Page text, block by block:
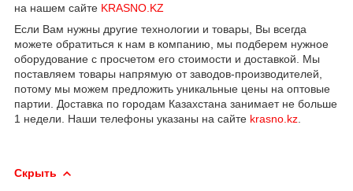
на нашем сайте KRASNO.KZ
Если Вам нужны другие технологии и товары, Вы всегда
можете обратиться к нам в компанию, мы подберем нужное
оборудование с просчетом его стоимости и доставкой. Мы
поставляем товары напрямую от заводов-производителей,
потому мы можем предложить уникальные цены на оптовые
партии. Доставка по городам Казахстана занимает не больше
1 недели. Наши телефоны указаны на сайте krasno.kz
Скрыть